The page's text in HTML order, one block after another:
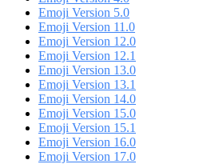
Emoji Version 5.0
Emoji Version 11.0
Emoji Version 12.0
Emoji Version 12.1
Emoji Version 13.0
Emoji Version 13.1
Emoji Version 14.0
Emoji Version 15.0
Emoji Version 15.1
Emoji Version 16.0
Emoji Version 17.0